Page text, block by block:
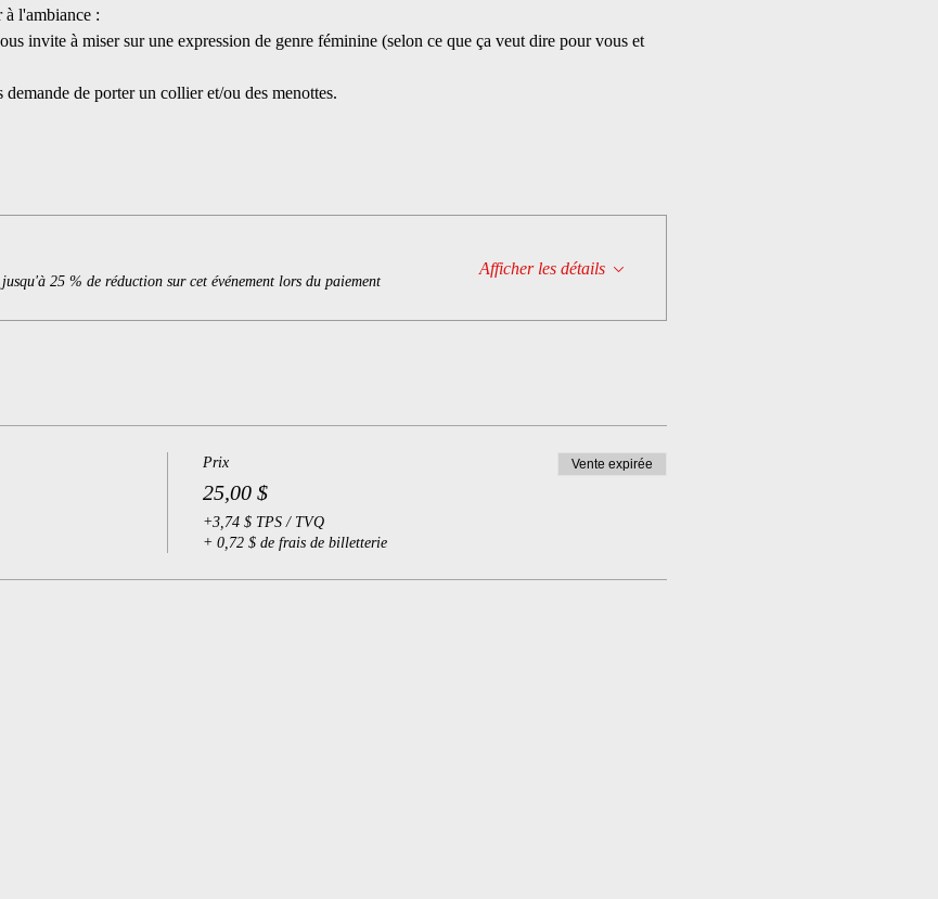
à l'ambiance :
invite à miser sur une expression de genre féminine (selon ce que ça veut dire pour vous et
demande de porter un collier et/ou des menottes.
25 % de réduction sur cet événement lors du paiement
Afficher les détails
Prix
25,00 $
+3,74 $ TPS / TVQ
+ 0,72 $ de frais de billetterie
Vente expirée